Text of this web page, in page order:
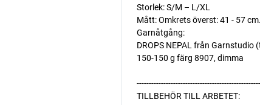
Storlek: S/M – L/XL
Mått: Omkrets överst: 41 - 57
Garnåtgång:
DROPS NEPAL från Garnstudio
150-150 g färg 8907, dimma
TILLBEHÖR TILL ARBETET: